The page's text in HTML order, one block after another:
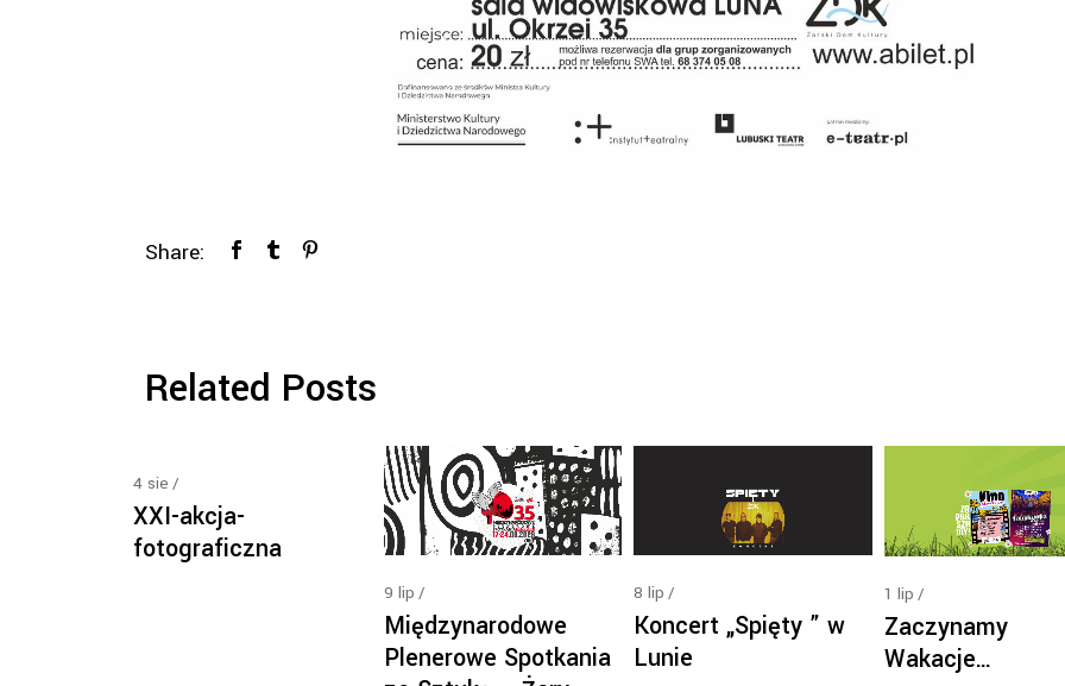
Share:
Related Posts
4 sie
XXI-akcja-
fotograficzna
9 lip
Międzynarodowe
Plenerowe Spotkania
8 lip
Koncert „Spięty ” w
Lunie
1 lip
Zaczynamy
Wakacje…